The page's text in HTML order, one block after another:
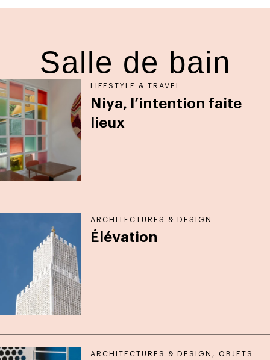
Salle de bain
LIFESTYLE & TRAVEL
Niya, l’intention faite
lieux
ARCHITECTURES & DESIGN
Élévation
ARCHITECTURES & DESIGN ,OBJETS